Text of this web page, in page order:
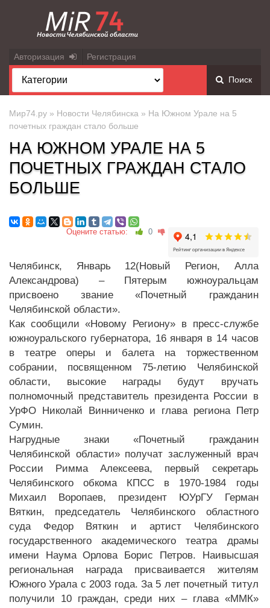
Авторизация Регистрация
Поиск
Мир74.ру » Новости Челябинска » На Южном Урале на 5
почетных граждан стало больше
НА ЮЖНОМ УРАЛЕ НА 5
ПОЧЕТНЫХ ГРАЖДАН СТАЛО
БОЛЬШЕ
Оцените статью: 0
Челябинск, Январь 12(Новый Регион, Алла
Александрова) – Пятерым южноуральцам
присвоено звание «Почетный гражданин
Челябинской области».
Как сообщили «Новому Региону» в пресс-службе
южноуральского губернатора, 16 января в 14 часов
в театре оперы и балета на торжественном
собрании, посвященном 75-летию Челябинской
области, высокие награды будут вручать
полномочный представитель президента России в
УрФО Николай Винниченко и глава региона Петр
Сумин.
Нагрудные знаки «Почетный гражданин
Челябинской области» получат заслуженный врач
России Римма Алексеева, первый секретарь
Челябинского обкома КПСС в 1970-1984 годы
Михаил Воропаев, президент ЮУрГУ Герман
Вяткин, председатель Челябинского областного
суда Федор Вяткин и артист Челябинского
государственного академического театра драмы
имени Наума Орлова Борис Петров. Наивысшая
региональная награда присваивается жителям
Южного Урала с 2003 года. За 5 лет почетный титул
получили 10 граждан, среди них – глава «ММК»